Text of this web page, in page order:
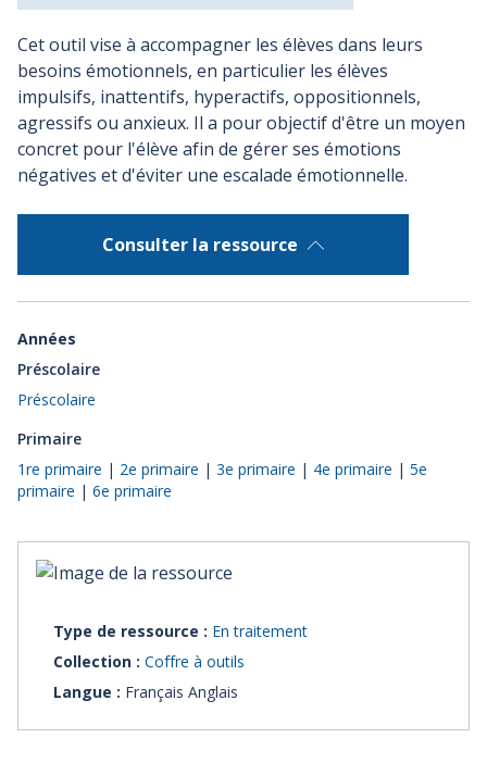
Cet outil vise à accompagner les élèves dans leurs
besoins émotionnels, en particulier les élèves
impulsifs, inattentifs, hyperactifs, oppositionnels,
agressifs ou anxieux. Il a pour objectif d'être un moyen
concret pour l'élève afin de gérer ses émotions
négatives et d'éviter une escalade émotionnelle.
Consulter la ressource
Années
Préscolaire
Préscolaire
Primaire
1re primaire | 2e primaire | 3e primaire | 4e primaire | 5e
primaire | 6e primaire
Type de ressource : En traitement
Collection : Coffre à outils
Langue : Français Anglais